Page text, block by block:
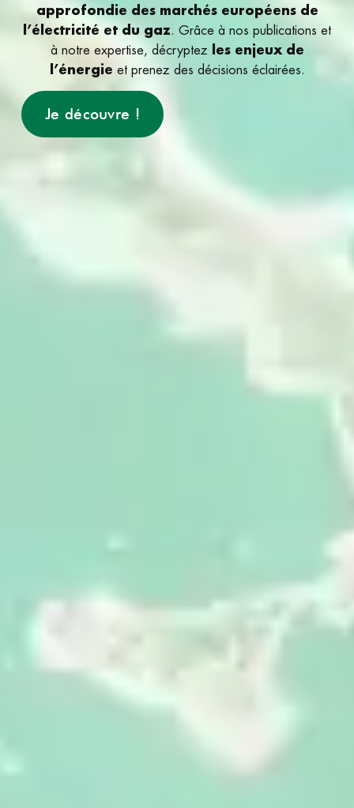
approfondie des marchés européens de
l’électricité et du gaz. Grâce à nos publications et
à notre expertise, décryptez les enjeux de
l’énergie et prenez des décisions éclairées.
Je découvre !